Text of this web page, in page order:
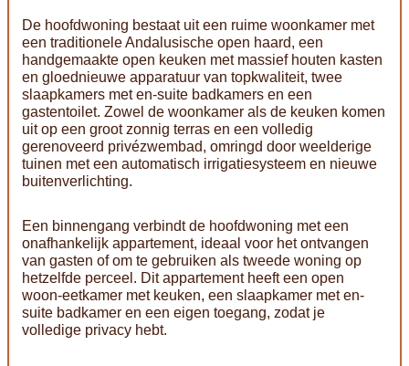
De hoofdwoning bestaat uit een ruime woonkamer met
een traditionele Andalusische open haard, een
handgemaakte open keuken met massief houten kasten
en gloednieuwe apparatuur van topkwaliteit, twee
slaapkamers met en-suite badkamers en een
gastentoilet. Zowel de woonkamer als de keuken komen
uit op een groot zonnig terras en een volledig
gerenoveerd privézwembad, omringd door weelderige
tuinen met een automatisch irrigatiesysteem en nieuwe
buitenverlichting.
Een binnengang verbindt de hoofdwoning met een
onafhankelijk appartement, ideaal voor het ontvangen
van gasten of om te gebruiken als tweede woning op
hetzelfde perceel. Dit appartement heeft een open
woon-eetkamer met keuken, een slaapkamer met en-
suite badkamer en een eigen toegang, zodat je
volledige privacy hebt.